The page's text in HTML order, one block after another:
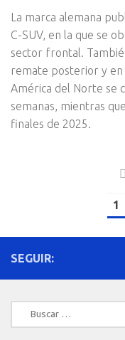
La marca alemana
C-SUV, en la que se
sector frontal.
remate posterior y
América del Norte se
semanas, mientras
finales de 2025.
1
SEGUIR:
Buscar: